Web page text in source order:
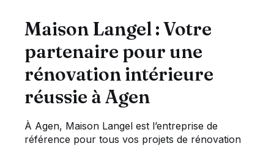
Maison Langel : Votre
partenaire pour une
rénovation intérieure
réussie à Agen
À Agen, Maison Langel est l’entreprise de
référence pour tous vos projets de rénovation